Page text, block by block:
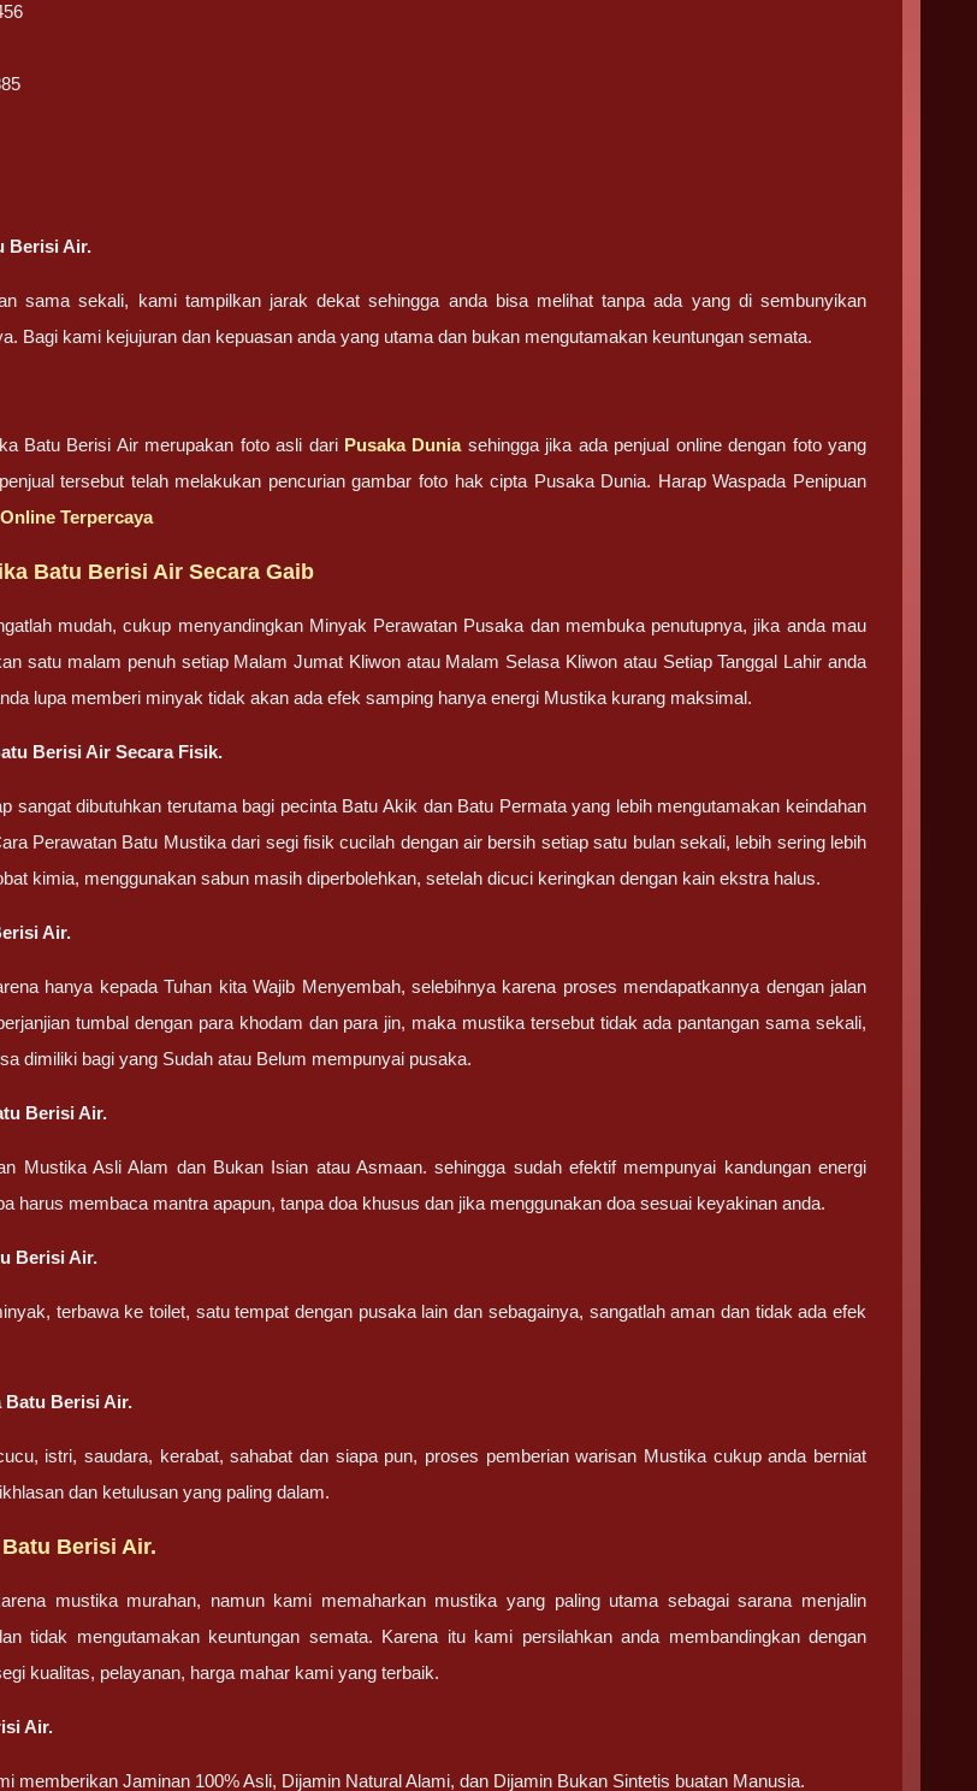
Berisi Air.
sama sekali, kami tampilkan jarak dekat sehingga anda bisa melihat tanpa ada yang di sembunyikan
Bagi kami kejujuran dan kepuasan anda yang utama dan bukan mengutamakan keuntungan semata.
Batu Berisi Air merupakan foto asli dari Pusaka Duniasehingga jika ada penjual online dengan foto yang
tersebut telah melakukan pencurian gambar foto hak cipta Pusaka Dunia. Harap Waspada Penipuan
Terpercaya
Batu Berisi Air Secara Gaib
mudah, cukup menyandingkan Minyak Perawatan Pusaka dan membuka penutupnya, jika anda mau
satu malam penuh setiap Malam Jumat Kliwon atau Malam Selasa Kliwon atau Setiap Tanggal Lahir anda
lupa memberi minyak tidak akan ada efek samping hanya energi Mustika kurang maksimal.
Berisi Air Secara Fisik.
sangat dibutuhkan terutama bagi pecinta Batu Akik dan Batu Permata yang lebih mengutamakan keindahan
Perawatan Batu Mustika dari segi fisik cucilah dengan air bersih setiap satu bulan sekali, lebih sering lebih
kimia, menggunakan sabun masih diperbolehkan, setelah dicuci keringkan dengan kain ekstra halus.
Air.
hanya kepada Tuhan kita Wajib Menyembah, selebihnya karena proses mendapatkannya dengan jalan
tumbal dengan para khodam dan para jin, maka mustika tersebut tidak ada pantangan sama sekali,
dimiliki bagi yang Sudah atau Belum mempunyai pusaka.
Berisi Air.
Mustika Asli Alam dan Bukan Isian atau Asmaan. sehingga sudah efektif mempunyai kandungan energi
harus membaca mantra apapun, tanpa doa khusus dan jika menggunakan doa sesuai keyakinan anda.
Berisi Air.
terbawa ke toilet, satu tempat dengan pusaka lain dan sebagainya, sangatlah aman dan tidak ada efek
Batu Berisi Air.
istri, saudara, kerabat, sahabat dan siapa pun, proses pemberian warisan Mustika cukup anda berniat
dan ketulusan yang paling dalam.
Berisi Air.
mustika murahan, namun kami memaharkan mustika yang paling utama sebagai sarana menjalin
tidak mengutamakan keuntungan semata. Karena itu kami persilahkan anda membandingkan dengan
kualitas, pelayanan, harga mahar kami yang terbaik.
Air.
memberikan Jaminan 100% Asli, Dijamin Natural Alami, dan Dijamin Bukan Sintetis buatan Manusia.